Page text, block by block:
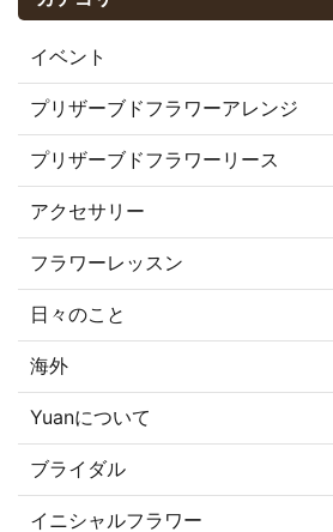
イベント
プリザーブドフラワーアレンジ
プリザーブドフラワーリース
アクセサリー
フラワーレッスン
日々のこと
海外
Yuanについて
ブライダル
イニシャルフラワー